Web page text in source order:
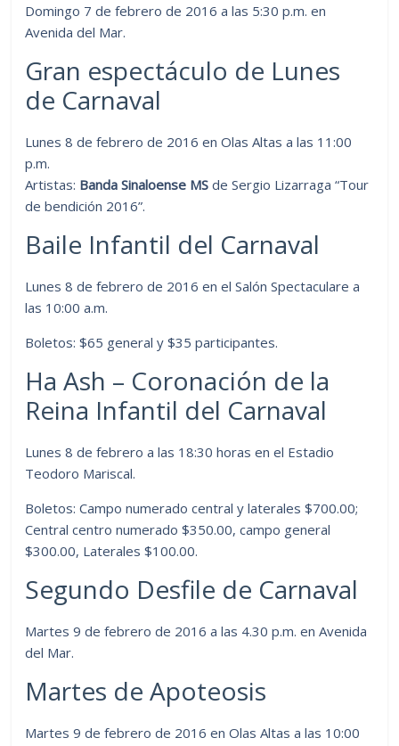
Domingo 7 de febrero de 2016 a las 5:30 p.m. en
Avenida del Mar.
Gran espectáculo de Lunes
de Carnaval
Lunes 8 de febrero de 2016 en Olas Altas a las 11:00
p.m.
Artistas: Banda Sinaloense MS de Sergio Lizarraga “Tour
de bendición 2016”.
Baile Infantil del Carnaval
Lunes 8 de febrero de 2016 en el Salón Spectaculare a
las 10:00 a.m.
Boletos: $65 general y $35 participantes.
Ha Ash – Coronación de la
Reina Infantil del Carnaval
Lunes 8 de febrero a las 18:30 horas en el Estadio
Teodoro Mariscal.
Boletos: Campo numerado central y laterales $700.00;
Central centro numerado $350.00, campo general
$300.00, Laterales $100.00.
Segundo Desfile de Carnaval
Martes 9 de febrero de 2016 a las 4.30 p.m. en Avenida
del Mar.
Martes de Apoteosis
Martes 9 de febrero de 2016 en Olas Altas a las 10:00